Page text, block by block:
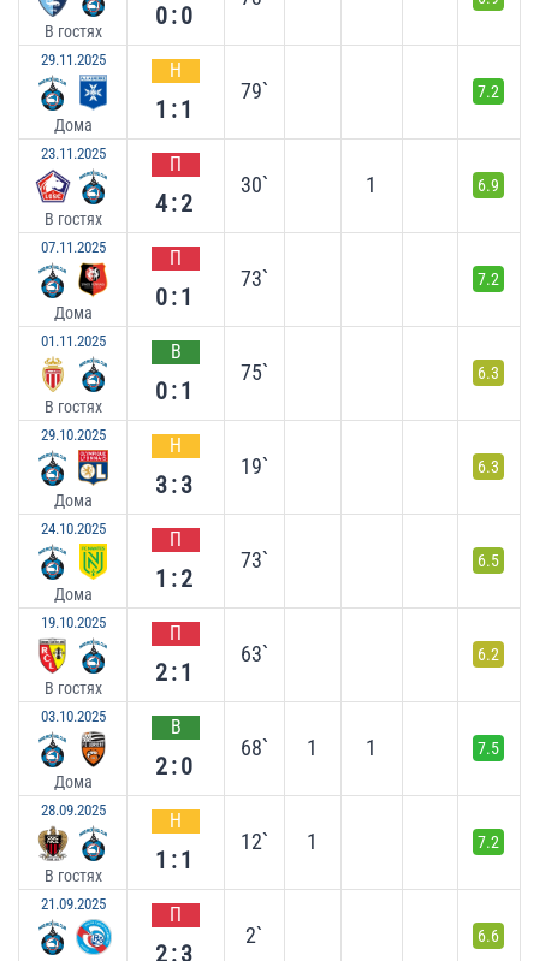
В гостях
0:0
29.11.2025
Дома
Н
1:1
79` 7.2
23.11.2025
В гостях
П
4:2
30` 1 6.9
07.11.2025
Дома
П
0:1
73` 7.2
01.11.2025
В гостях
В
0:1
75` 6.3
29.10.2025
Дома
Н
3:3
19` 6.3
24.10.2025
Дома
П
1:2
73` 6.5
19.10.2025
В гостях
П
2:1
63` 6.2
03.10.2025
Дома
В
2:0
68` 1 1 7.5
28.09.2025
В гостях
Н
1:1
12` 1 7.2
21.09.2025 П
2:3
2` 6.6